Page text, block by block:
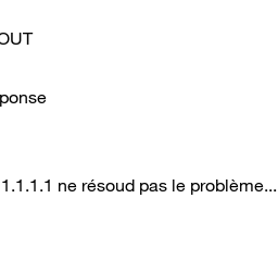
ne résoud pas le problème...